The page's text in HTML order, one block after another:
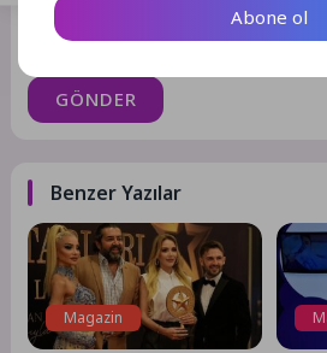
Daha sonraki yorumlarımda
adresim ve site adresim bu tarayıcıya
GÖNDER
Benzer Yazılar
Magazin
Abone ol